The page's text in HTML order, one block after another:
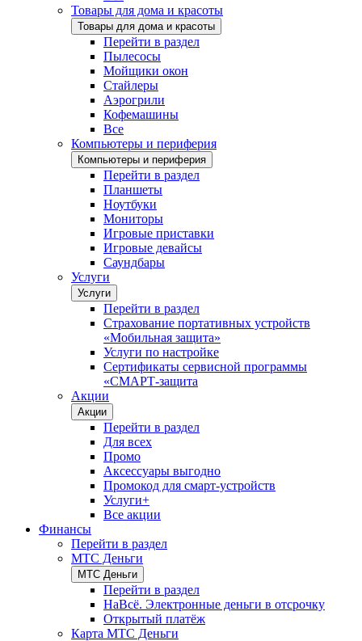
Товары для дома и красоты
Товары для дома и красоты
Перейти в раздел
Пылесосы
Мойщики окон
Стайлеры
Аэрогрили
Кофемашины
Все
Компьютеры и периферия
Компьютеры и периферия
Перейти в раздел
Планшеты
Ноутбуки
Мониторы
Игровые приставки
Игровые девайсы
Саундбары
Услуги
Услуги
Перейти в раздел
Страхование портативных устройств
«Мобильная защита»
Услуги по настройке
Сертификаты сервисной программы
«СМАРТ-защита
Акции
Акции
Перейти в раздел
Для всех
Промо
Аксессуары выгодно
Промокод для смарт-устройств
Услуги+
Все акции
Финансы
Перейти в раздел
МТС Деньги
МТС Деньги
Перейти в раздел
НаВсё. Электронные деньги в отсрочку
Открытый платёж
Карта МТС Деньги